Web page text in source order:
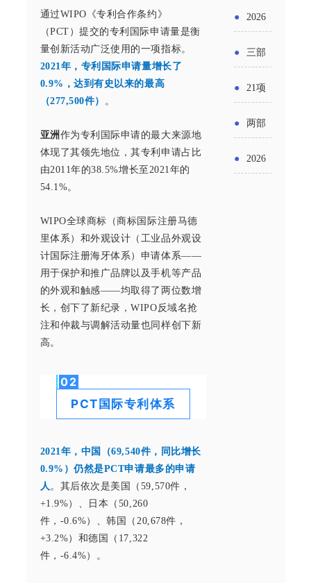
通过WIPO《专利合作条约》
（PCT）提交的专利国际申请量是衡
量创新活动广泛使用的一项指标。
2021年，专利国际申请量增长了
0.9%，达到有史以来的最高
（277,500件）
。
亚洲 作为专利国际申请的最大来源地
体现了其领先地位，其专利申请占比
由2011年的38.5%增长至2021年的
54.1%。
WIPO全球商标（商标国际注册马德
里体系）和外观设计（工业品外观设
计国际注册海牙体系）申请体系——
用于保护和推广品牌以及手机等产品
的外观和触感——均取得了两位数增
长，创下了新纪录，WIPO反域名抢
注和仲裁与调解活动量也同样创下新
高。
02
PCT国际专利体系
2021年，中国（69,540件，同比增长
0.9%）仍然是PCT申请最多的申请
人 。其后依次是美国（59,570件，
+1.9%）、日本（50,260
件，-0.6%）、韩国（20,678件，
+3.2%）和德国（17,322
件，-6.4%）。
解）
财政奖
获1.5%
政贴息
发各类
经营主
求做好
帮扶小
额信贷
法及其
实施条
例新变
● 2026
金投向
领域及
申报要
● 三部
五”期间
支持科
● 21项
务培育
● 两部
● 2026